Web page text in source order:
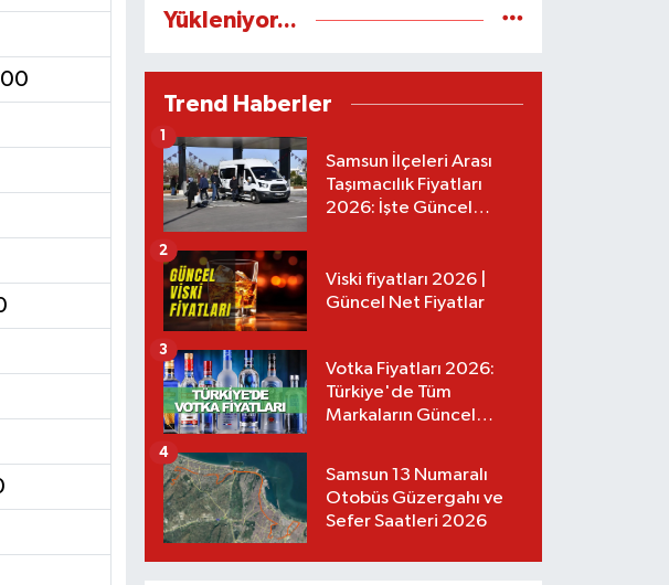
Yükleniyor...
Trend Haberler
Samsun İlçeleri Arası
Taşımacılık Fiyatları
2026: İşte Güncel
1
Viski fiyatları 2026 |
Güncel Net Fiyatlar
2
Votka Fiyatları 2026:
Türkiye'de Tüm
Markaların Güncel
3
Samsun 13 Numaralı
Otobüs Güzergahı ve
Sefer Saatleri 2026
4